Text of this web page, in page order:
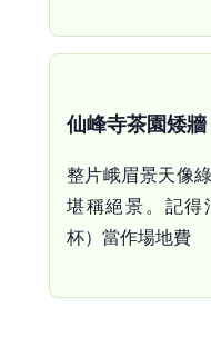
仙峰寺茶園矮牆
整片峨眉景天像
堪稱絕景。記得
杯）當作場地費